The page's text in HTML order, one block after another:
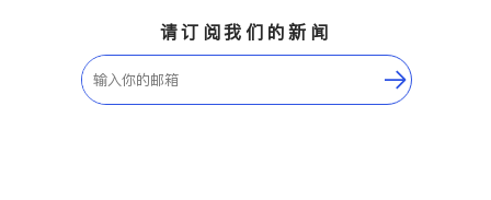
请订阅我们的新闻